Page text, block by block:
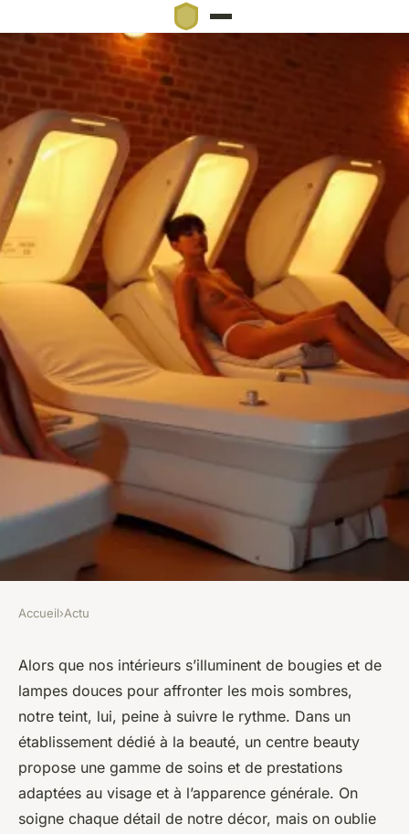
Profitez d'un centre de
bronzage à Molenbeek pour
avoir une bonne mine
Gordon•08/07/2026 19:34 •10 min de lecture
Accueil›Actu
Alors que nos intérieurs s’illuminent de bougies et de
lampes douces pour affronter les mois sombres,
notre teint, lui, peine à suivre le rythme. Dans un
établissement dédié à la beauté, un centre beauty
propose une gamme de soins et de prestations
adaptées au visage et à l’apparence générale. On
soigne chaque détail de notre décor, mais on oublie